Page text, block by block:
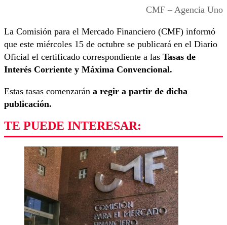
CMF – Agencia Uno
La Comisión para el Mercado Financiero (CMF) informó
que este miércoles 15 de octubre se publicará en el Diario
Oficial el certificado correspondiente a las Tasas de
Interés Corriente y Máxima Convencional.
Estas tasas comenzarán a regir a partir de dicha
publicación.
TE PUEDE INTERESAR: